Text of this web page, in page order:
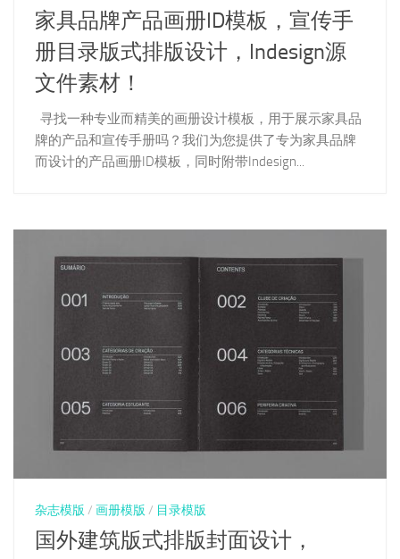
家具品牌产品画册ID模板，宣传手
册目录版式排版设计，Indesign源
文件素材！
寻找一种专业而精美的画册设计模板，用于展示家具品
牌的产品和宣传手册吗？我们为您提供了专为家具品牌
而设计的产品画册ID模板，同时附带Indesign...
杂志模版 / 画册模版 / 目录模版
国外建筑版式排版封面设计，